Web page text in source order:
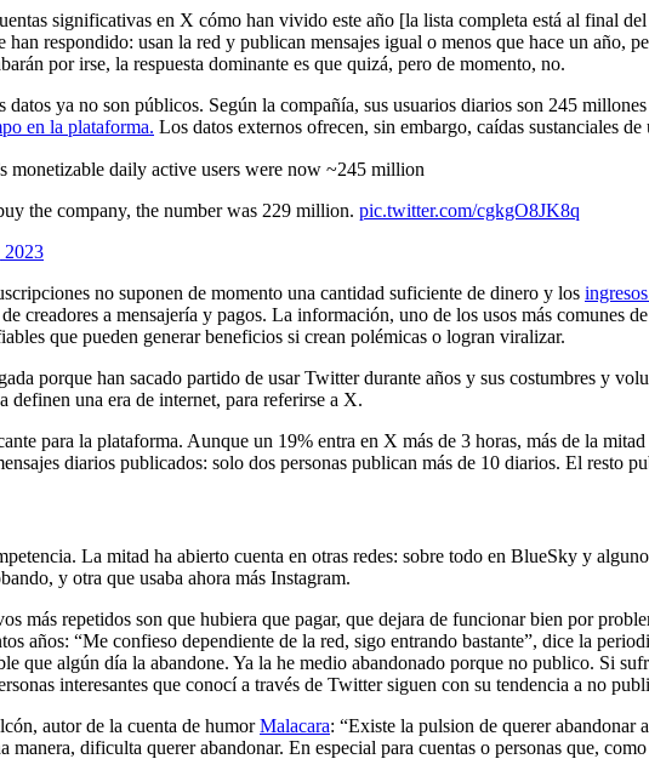
significativas en X cómo han vivido este año [la lista completa está al final
han respondido: usan la red y publican mensajes igual o menos que hace un año,
por irse, la respuesta dominante es que quizá, pero de momento, no.
ya no son públicos. Según la compañía, sus usuarios diarios son 245
en la plataforma. Los datos externos ofrecen, sin embargo, caídas sustanciales de
monetizable daily active users were now ~245 million
the company, the number was 229 million. pic.twitter.com/cgkgO8JK8q
2023
no suponen de momento una cantidad suficiente de dinero y los
creadores a mensajería y pagos. La información, uno de los usos más comunes
que pueden generar beneficios si crean polémicas o logran viralizar.
porque han sacado partido de usar Twitter durante años y sus costumbres y
definen una era de internet, para referirse a X.
para la plataforma. Aunque un 19% entra en X más de 3 horas, más de la
diarios publicados: solo dos personas publican más de 10 diarios. El resto
La mitad ha abierto cuenta en otras redes: sobre todo en BlueSky y
y otra que usaba ahora más Instagram.
más repetidos son que hubiera que pagar, que dejara de funcionar bien por
años: “Me confieso dependiente de la red, sigo entrando bastante”, dice la
que algún día la abandone. Ya la he medio abandonado porque no publico. Si
interesantes que conocí a través de Twitter siguen con su tendencia a no
autor de la cuenta de humorMalacara: “Existe la pulsion de querer abandonar
dificulta querer abandonar. En especial para cuentas o personas que,